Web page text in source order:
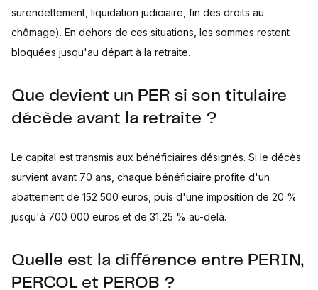
surendettement, liquidation judiciaire, fin des droits au
chômage). En dehors de ces situations, les sommes restent
bloquées jusqu'au départ à la retraite.
Que devient un PER si son titulaire
décède avant la retraite ?
Le capital est transmis aux bénéficiaires désignés. Si le décès
survient avant 70 ans, chaque bénéficiaire profite d'un
abattement de 152 500 euros, puis d'une imposition de 20 %
jusqu'à 700 000 euros et de 31,25 % au-delà.
Quelle est la différence entre PERIN,
PERCOL et PEROB ?